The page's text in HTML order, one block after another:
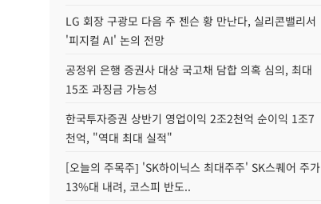
LG 회장 구광모 다음 주 젠슨 황 만난다, 실리콘밸리서
'피지컬 AI' 논의 전망
공정위 은행 증권사 대상 국고채 담합 의혹 심의, 최대
15조 과징금 가능성
한국투자증권 상반기 영업이익 2조2천억 순이익 1조7
천억, "역대 최대 실적"
[오늘의 주목주] 'SK하이닉스 최대주주' SK스퀘어 주가
13%대 내려, 코스피 반도..